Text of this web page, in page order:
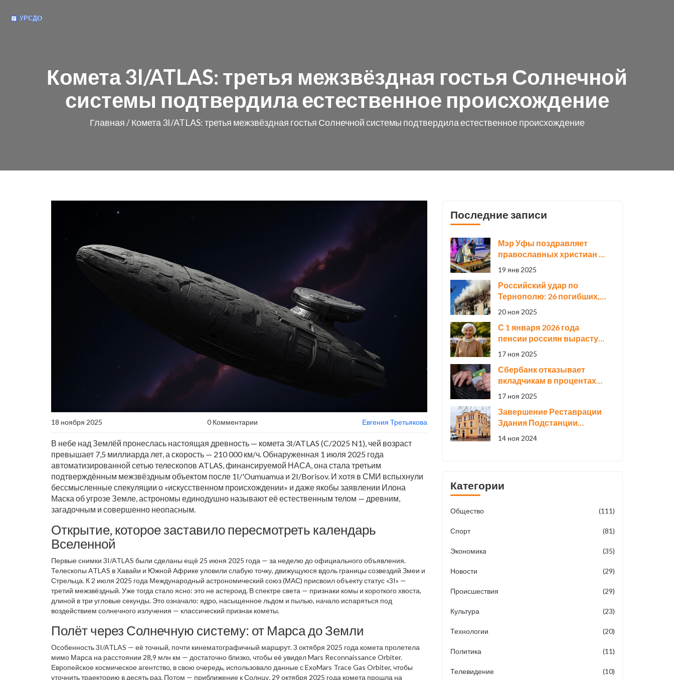
Комета 3I/ATLAS: третья межзвёздная гостья Солнечной
системы подтвердила естественное происхождение
Главная/ Комета 3I/ATLAS: третья межзвёздная гостья Солнечной системы подтвердила естественное происхождение
18 ноября 2025 0 Комментарии Евгения Третьякова
В небе над Землёй пронеслась настоящая древность — комета 3I/ATLAS (C/2025 N1), чей возраст
превышает 7,5 миллиарда лет, а скорость — 210 000 км/ч. Обнаруженная 1 июля 2025 года
автоматизированной сетью телескопов ATLAS, финансируемой НАСА, она стала третьим
подтверждённым межзвёздным объектом после 1I/'Oumuamua и 2I/Borisov. И хотя в СМИ вспыхнули
бессмысленные спекуляции о «искусственном происхождении» и даже якобы заявлении Илона
Маска об угрозе Земле, астрономы единодушно называют её естественным телом — древним,
загадочным и совершенно неопасным.
Открытие, которое заставило пересмотреть календарь
Вселенной
Первые снимки 3I/ATLAS были сделаны ещё 25 июня 2025 года — за неделю до официального объявления.
Телескопы ATLAS в Хавайи и Южной Африке уловили слабую точку, движущуюся вдоль границы созвездий Змеи и
Стрельца. К 2 июля 2025 года Международный астрономический союз(МАС) присвоил объекту статус «3I» —
третий межзвёздный. Уже тогда стало ясно: это не астероид. В спектре света — признаки комы и короткого хвоста,
длиной в три угловые секунды. Это означало: ядро, насыщенное льдом и пылью, начало испаряться под
воздействием солнечного излучения — классический признак кометы.
Полёт через Солнечную систему: от Марса до Земли
Особенность3I/ATLAS — её точный, почти кинематографичный маршрут. 3 октября 2025 года комета пролетела
мимо Марса на расстоянии 28,9 млн км — достаточно близко, чтобы её увиделMars Reconnaissance Orbiter.
Европейское космическое агентство, в свою очередь, использовало данные сExoMars Trace Gas Orbiter, чтобы
уточнить траекторию в десять раз. Потом — приближение к Солнцу. 29 октября 2025 года комета прошла на
Последние записи
Мэр Уфы поздравляет
православных христиан с
Крещением Господним:
значение
19 янв 2025
Российский удар по
Тернополю: 26 погибших,
включая троих детей, и 93
20 ноя 2025
С 1 января 2026 года
пенсии россиян вырастут
на 7,6% — средняя станет
17 ноя 2025
Сбербанк отказывает
вкладчикам в процентах
из-за войны: «Санкции не
17 ноя 2025
Завершение Реставрации
Здания Подстанции
'Красная Заря' в Санкт-
14 ноя 2024
Категории
Общество (111)
Спорт (81)
Экономика (35)
Новости (29)
Происшествия (29)
Культура (23)
Технологии (20)
Политика (11)
Телевидение (10)